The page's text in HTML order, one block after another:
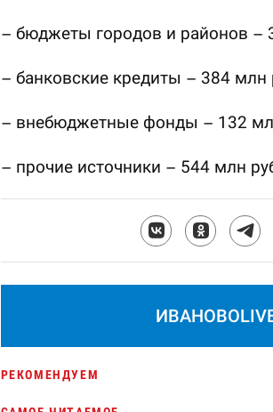
– бюджеты городов и районов –
– банковские кредиты – 384 млн
– внебюджетные фонды – 132
– прочие источники – 544 млн
РЕКОМЕНДУЕМ